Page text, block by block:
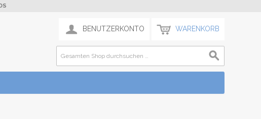
BENUTZERKONTO WARENKORB